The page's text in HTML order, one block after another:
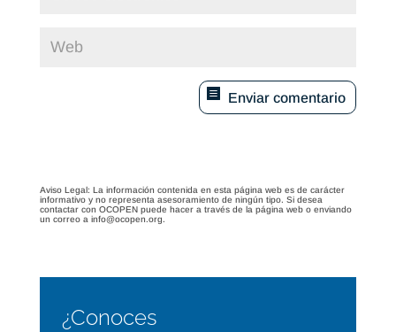
Enviar comentario
Aviso Legal: La información contenida en esta página web es de carácter
informativo y no representa asesoramiento de ningún tipo. Si desea
contactar con OCOPEN puede hacer a través de la página web o enviando
un correo a info@ocopen.org.
¿Conoces